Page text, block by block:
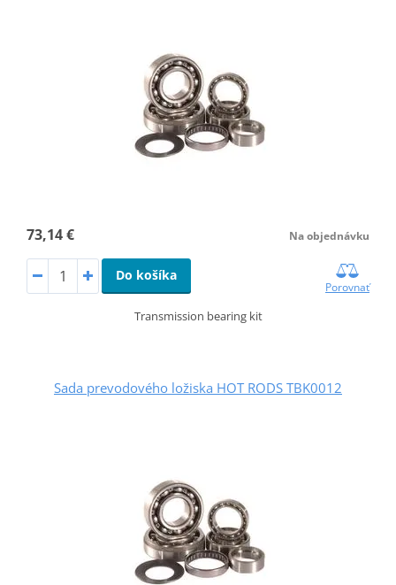
73,14 € Na objednávku
Do košíka
Porovnať
Transmission bearing kit
Sada prevodového ložiska HOT RODS TBK0012